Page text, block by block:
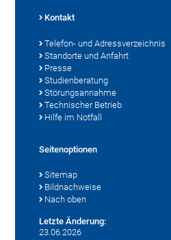
Kontakt
Telefon- und Adressverzeichnis
Standorte und Anfahrt
Presse
Studienberatung
Störungsannahme
Technischer Betrieb
Hilfe im Notfall
Seitenoptionen
Sitemap
Bildnachweise
Nach oben
Letzte Änderung:
23.06.2026